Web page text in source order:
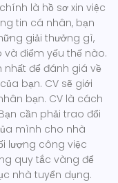
là hồ sơ xin việc
tin cá nhân, bạn
giải thưởng gì,
điểm yếu thế nào.
nhất để đánh giá về
bạn. CV sẽ giới
bạn. CV là cách
cần phải trao đổi
mình cho nhà
lượng công việc
quy tắc vàng để
nhà tuyển dụng.